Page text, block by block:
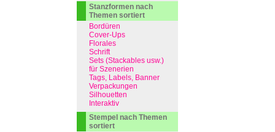
Stanzformen nach
Themen sortiert
Bordüren
Cover-Ups
Florales
Schrift
Sets (Stackables usw.)
für Szenerien
Tags, Labels, Banner
Verpackungen
Silhouetten
Interaktiv
Stempel nach Themen
sortiert